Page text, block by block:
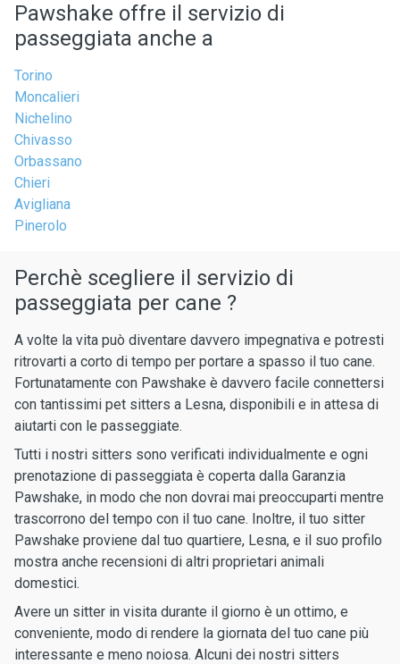
Pawshake offre il servizio di
passeggiata anche a
Torino
Moncalieri
Nichelino
Chivasso
Orbassano
Chieri
Avigliana
Pinerolo
Perchè scegliere il servizio di
passeggiata per cane ?
A volte la vita può diventare davvero impegnativa e potresti
ritrovarti a corto di tempo per portare a spasso il tuo cane.
Fortunatamente con Pawshake è davvero facile connettersi
con tantissimi pet sitters a Lesna, disponibili e in attesa di
aiutarti con le passeggiate.
Tutti i nostri sitters sono verificati individualmente e ogni
prenotazione di passeggiata è coperta dalla Garanzia
Pawshake, in modo che non dovrai mai preoccuparti mentre
trascorrono del tempo con il tuo cane. Inoltre, il tuo sitter
Pawshake proviene dal tuo quartiere, Lesna, e il suo profilo
mostra anche recensioni di altri proprietari animali
domestici.
Avere un sitter in visita durante il giorno è un ottimo, e
conveniente, modo di rendere la giornata del tuo cane più
interessante e meno noiosa. Alcuni dei nostri sitters